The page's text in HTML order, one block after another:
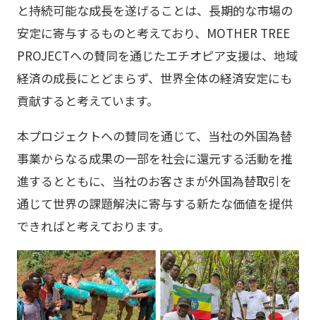
と持続可能な成長を遂げることは、長期的な市場の
安定に寄与するものと考えており、MOTHER TREE
PROJECTへの賛同を通じたエチオピア支援は、地域
経済の成長にとどまらず、世界全体の経済安定にも
貢献すると考えています。
本プロジェクトへの賛同を通じて、当社の外国為替
事業からなる成果の一部を社会に還元する活動を推
進するとともに、当社のお客さまが外国為替取引を
通じて世界の課題解決に寄与する新たな価値を提供
できればと考えております。